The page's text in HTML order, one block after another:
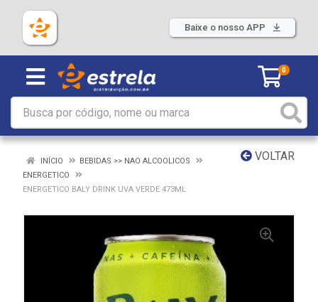
Baixe o nosso APP
0
VOLTAR
INÍCIO
BEBIDAS >> NAO ALCOOLICOS
ENERGETICO
ENERGETICO BALY DRINK UVA VERDE 473ML